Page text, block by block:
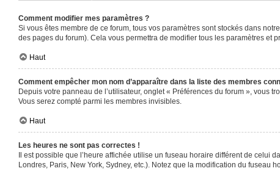
Comment modifier mes paramètres ?
Si vous êtes membre de ce forum, tous vos paramètres sont stockés dans
des pages du forum). Cela vous permettra de modifier tous les paramètres et
Haut
Comment empêcher mon nom d’apparaître dans la liste des membres
Depuis votre panneau de l’utilisateur, onglet « Préférences du forum », vous
Vous serez compté parmi les membres invisibles.
Haut
Les heures ne sont pas correctes !
Il est possible que l’heure affichée utilise un fuseau horaire différent de celui
Londres, Paris, New York, Sydney, etc.). Notez que la modification du fuseau